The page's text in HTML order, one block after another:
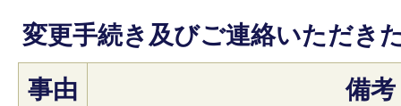
変更手続き及びご連絡いただき
事由
備考